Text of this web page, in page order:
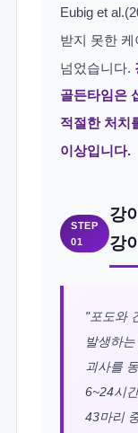
Eubig et
받지 못한
넘었습니다.
골든타임은
적절한 처치
이상입니다.
STEP
01
강
강
"포도와
발생하
괴사를
6~24시
43마리